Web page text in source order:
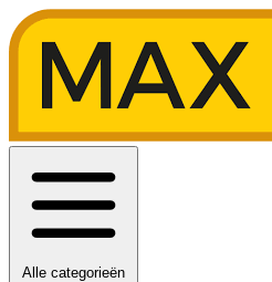
Alle categorieën